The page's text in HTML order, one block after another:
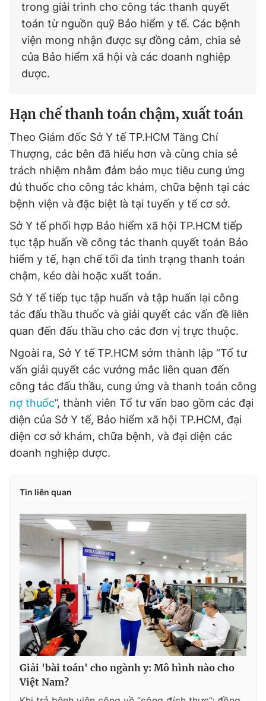
trong giải trình cho công tác thanh quyết
toán từ nguồn quỹ Bảo hiểm y tế. Các bệnh
viện mong nhận được sự đồng cảm, chia sẻ
của Bảo hiểm xã hội và các doanh nghiệp
dược.
Hạn chế thanh toán chậm, xuất toán
Theo Giám đốc Sở Y tế TP.HCM Tăng Chí
Thượng, các bên đã hiểu hơn và cùng chia sẻ
trách nhiệm nhằm đảm bảo mục tiêu cung ứng
đủ thuốc cho công tác khám, chữa bệnh tại các
bệnh viện và đặc biệt là tại tuyến y tế cơ sở.
Sở Y tế phối hợp Bảo hiểm xã hội TP.HCM tiếp
tục tập huấn về công tác thanh quyết toán Bảo
hiểm y tế, hạn chế tối đa tình trạng thanh toán
chậm, kéo dài hoặc xuất toán.
Sở Y tế tiếp tục tập huấn và tập huấn lại công
tác đấu thầu thuốc và giải quyết các vấn đề liên
quan đến đấu thầu cho các đơn vị trực thuộc.
Ngoài ra, Sở Y tế TP.HCM sớm thành lập “Tổ tư
vấn giải quyết các vướng mắc liên quan đến
công tác đấu thầu, cung ứng và thanh toán công
nợ thuốc”, thành viên Tổ tư vấn bao gồm các đại
diện của Sở Y tế, Bảo hiểm xã hội TP.HCM, đại
diện cơ sở khám, chữa bệnh, và đại diện các
doanh nghiệp dược.
Tin liên quan
Giải 'bài toán' cho ngành y: Mô hình nào cho
Việt Nam?